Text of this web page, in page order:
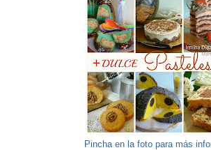
Pincha en la foto para más